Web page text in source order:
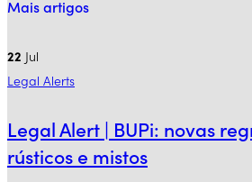
Mais artigos
22 Jul
Legal Alerts
Legal Alert | BUPi: novas
rústicos e mistos